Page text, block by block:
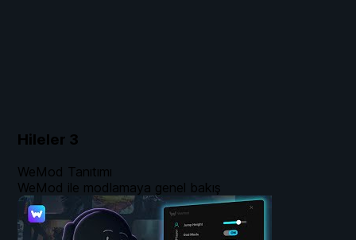
Hileler 3
WeMod Tanıtımı
WeMod ile modlamaya genel bakış